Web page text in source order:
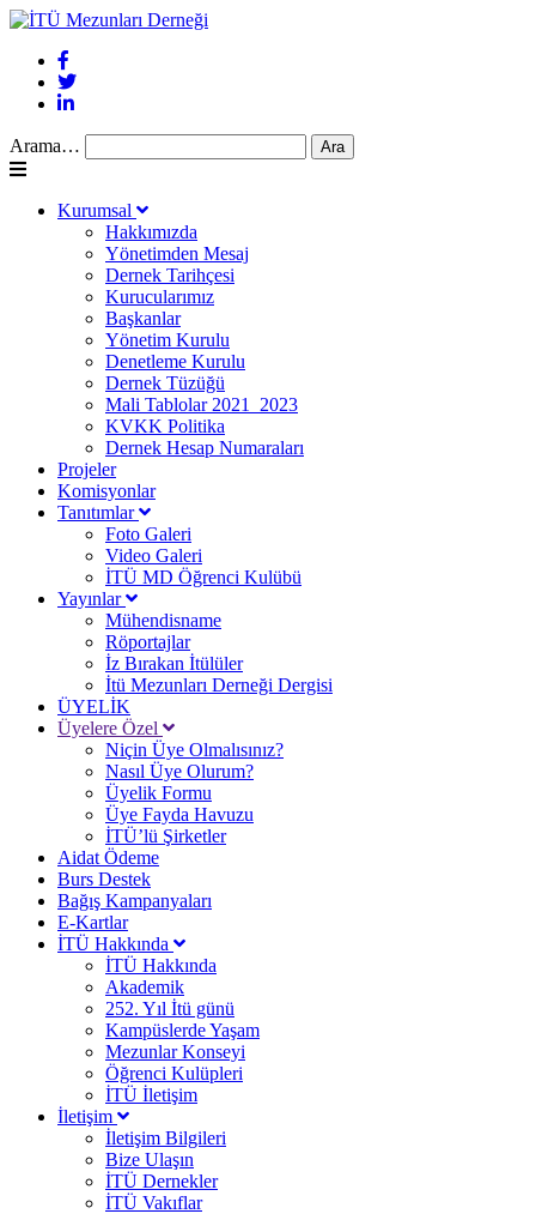
Arama…
Kurumsal
Hakkımızda
Yönetimden Mesaj
Dernek Tarihçesi
Kurucularımız
Başkanlar
Yönetim Kurulu
Denetleme Kurulu
Dernek Tüzüğü
Mali Tablolar 2021_2023
KVKK Politika
Dernek Hesap Numaraları
Projeler
Komisyonlar
Tanıtımlar
Foto Galeri
Video Galeri
İTÜ MD Öğrenci Kulübü
Yayınlar
Mühendisname
Röportajlar
İz Bırakan İtülüler
İtü Mezunları Derneği Dergisi
ÜYELİK
Üyelere Özel
Niçin Üye Olmalısınız?
Nasıl Üye Olurum?
Üyelik Formu
Üye Fayda Havuzu
İTÜ’lü Şirketler
Aidat Ödeme
Burs Destek
Bağış Kampanyaları
E-Kartlar
İTÜ Hakkında
İTÜ Hakkında
Akademik
252. Yıl İtü günü
Kampüslerde Yaşam
Mezunlar Konseyi
Öğrenci Kulüpleri
İTÜ İletişim
İletişim
İletişim Bilgileri
Bize Ulaşın
İTÜ Dernekler
İTÜ Vakıflar